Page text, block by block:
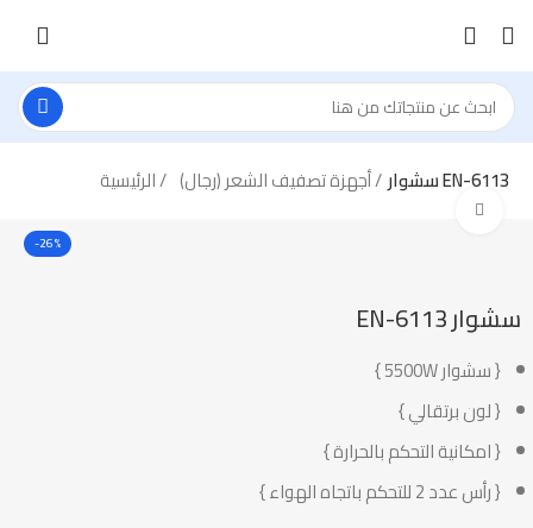
أجهزة تصفيف الشعر (رجال) سشوار EN-6113
-26%
سشوار EN-6113
{ سشوار 5500W }
{ لون برتقالي }
{ امكانية التحكم بالحرارة }
{ رأس عدد 2 للتحكم باتجاه الهواء }